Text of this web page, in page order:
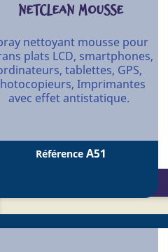
NETCLEAN MOUSSE
nettoyant mousse pour
plats LCD, smartphones,
tablettes, GPS,
Imprimantes
avec effet antistatique.
Référence A51